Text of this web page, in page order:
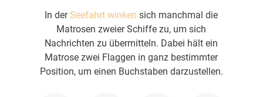
In derSeefahrt winken sich manchmal die
Matrosen zweier Schiffe zu, um sich
Nachrichten zu übermitteln. Dabei hält ein
Matrose zwei Flaggen in ganz bestimmter
Position, um einen Buchstaben darzustellen.